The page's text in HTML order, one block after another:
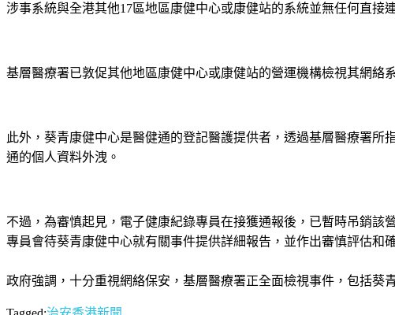
涉事系統與全港其他17區地區康健中心或康健站的系統並無任何直接
基層醫療署已敦促其他地區康健中心或康健站的營運機構檢視其網絡
此外，葵青康健中心是醫健通的登記醫護提供者，透過基層醫療署
通的個人資料外洩。
不過，為審慎起見，電子健康紀錄專員在接獲通報後，已暫時吊銷
專員會待葵青康健中心就有關事件提供詳細報告，並作出審慎評估和
政府強調，十分重視網絡保安，基層醫療署正全面檢視事件，包括葵